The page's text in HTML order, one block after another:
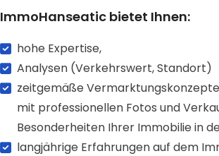
ImmoHanseatic bietet Ihnen:
hohe Expertise,
Analysen (Verkehrswert, Standort)
zeitgemäße
mit professionellen Fotos und
Besonderheiten Ihrer Immobilie in
langjährige Erfahrungen auf dem